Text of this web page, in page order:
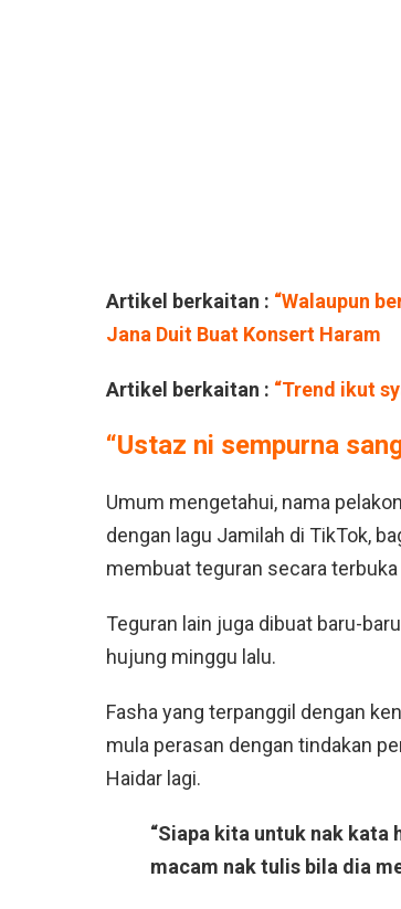
Artikel berkaitan : “Walaupun
Jana Duit Buat Konsert Haram
Artikel berkaitan : “Trend ikut
“Ustaz ni sempurna
Umum mengetahui, nama
dengan lagu Jamilah di TikTok,
membuat teguran secara
Teguran lain juga dibuat baru-
hujung minggu lalu.
Fasha yang terpanggil dengan
mula perasan dengan tindakan
Haidar lagi.
“Siapa kita untuk nak kata
macam nak tulis bila dia